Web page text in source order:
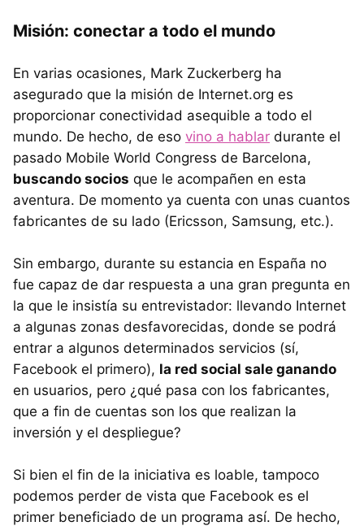
Misión: conectar a todo el mundo
En varias ocasiones, Mark Zuckerberg ha
asegurado que la misión de Internet.org es
proporcionar conectividad asequible a todo el
mundo. De hecho, de eso vino a hablar durante el
pasado Mobile World Congress de Barcelona,
buscando socios que le acompañen en esta
aventura. De momento ya cuenta con unas cuantos
fabricantes de su lado (Ericsson, Samsung, etc.).
Sin embargo, durante su estancia en España no
fue capaz de dar respuesta a una gran pregunta en
la que le insistía su entrevistador: llevando Internet
a algunas zonas desfavorecidas, donde se podrá
entrar a algunos determinados servicios (sí,
Facebook el primero), la red social sale ganando
en usuarios, pero ¿qué pasa con los fabricantes,
que a fin de cuentas son los que realizan la
inversión y el despliegue?
Si bien el fin de la iniciativa es loable, tampoco
podemos perder de vista que Facebook es el
primer beneficiado de un programa así. De hecho,